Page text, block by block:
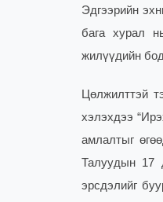
Эдгээрийн
бага хурал
жилүүдийн
Цөлжилттэй
хэлэхдээ
амлалтыг
Талуудын 17
эрсдэлийг